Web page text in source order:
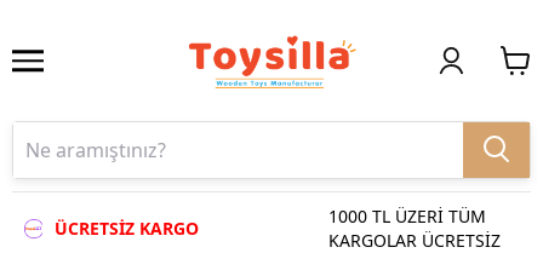
ÜCRETSİZ KARGO
1000 TL ÜZERİ TÜM
KARGOLAR ÜCRETSİZ